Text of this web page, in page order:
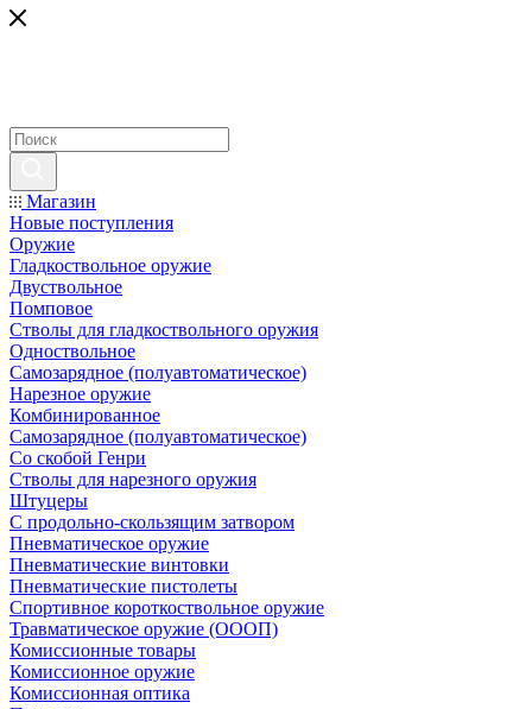
Магазин
Новые поступления
Оружие
Гладкоствольное оружие
Двуствольное
Помповое
Стволы для гладкоствольного оружия
Одноствольное
Самозарядное (полуавтоматическое)
Нарезное оружие
Комбинированное
Самозарядное (полуавтоматическое)
Со скобой Генри
Стволы для нарезного оружия
Штуцеры
С продольно-скользящим затвором
Пневматическое оружие
Пневматические винтовки
Пневматические пистолеты
Спортивное короткоствольное оружие
Травматическое оружие (ОООП)
Комиссионные товары
Комиссионное оружие
Комиссионная оптика